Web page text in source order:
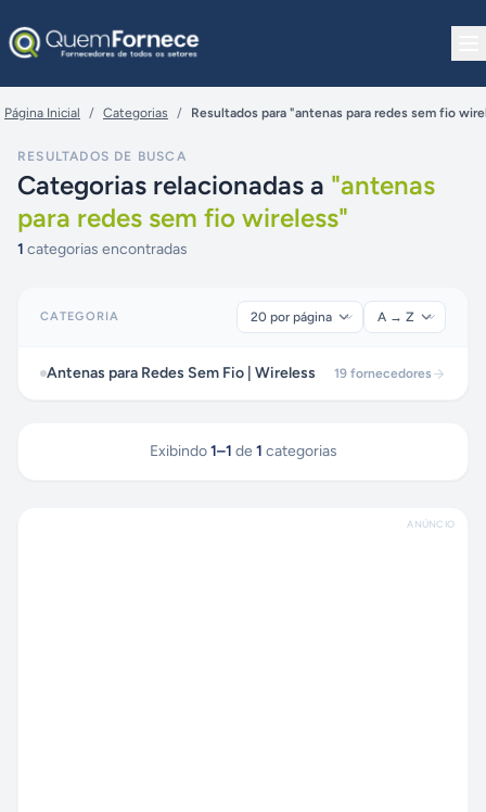
Página Inicial / Categorias / Resultados para "antenas para redes sem fio
RESULTADOS DE BUSCA
Categorias relacionadas a "antenas
para redes sem fio wireless"
1 categorias encontradas
CATEGORIA
Antenas para Redes Sem Fio | Wireless 19 fornecedores
Exibindo 1–1 de 1 categorias
ANÚNCIO